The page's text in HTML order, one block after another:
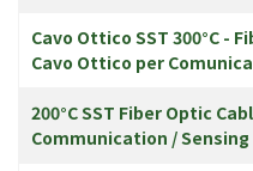
Cavo Ottico SST 300°C -
Cavo Ottico per
200°C SST Fiber Optic
Communication /